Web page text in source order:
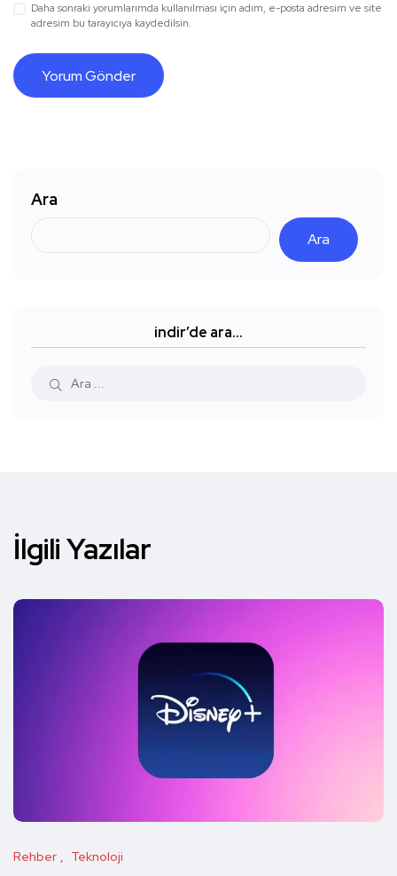
Daha sonraki yorumlarımda kullanılması için adım, e-posta adresim ve site
adresim bu tarayıcıya kaydedilsin.
Ara
Ara
indir’de ara…
İlgili Yazılar
Rehber Teknoloji